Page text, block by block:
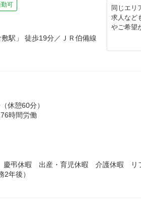
可
駅」 徒歩19分／ＪＲ伯備線
同じエリ
求人など
やご希望
休憩60分）
時間労働
弔休暇 出産・育児休暇 介護休暇 リ
年後）